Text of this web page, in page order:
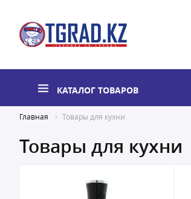
КАТАЛОГ ТОВАРОВ
Главная Товары для кухни
Товары для кухни